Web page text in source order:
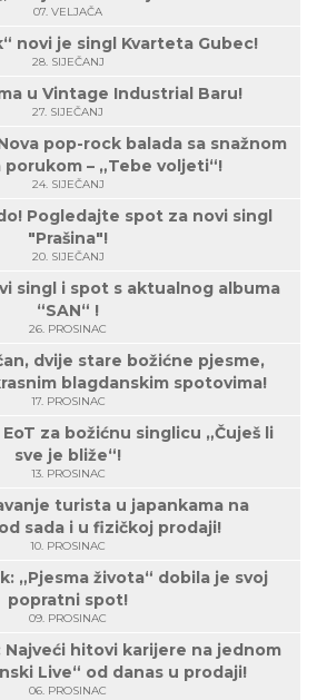
07. VELJAČA
novi je singl Kvarteta Gubec!
28. SIJEČANJ
u Vintage Industrial Baru!
27. SIJEČANJ
Nova pop-rock balada sa snažnom
porukom – „Tebe voljeti“!
24. SIJEČANJ
Pogledajte spot za novi singl
"Prašina"!
20. SIJEČANJ
singl i spot s aktualnog albuma
“SAN“ !
26. PROSINAC
dvije stare božićne pjesme,
blagdanskim spotovima!
17. PROSINAC
za božićnu singlicu „Čuješ li
sve je bliže“!
13. PROSINAC
turista u japankama na
sada i u fizičkoj prodaji!
10. PROSINAC
„Pjesma života“ dobila je svoj
popratni spot!
09. PROSINAC
Najveći hitovi karijere na jednom
Live“ od danas u prodaji!
06. PROSINAC